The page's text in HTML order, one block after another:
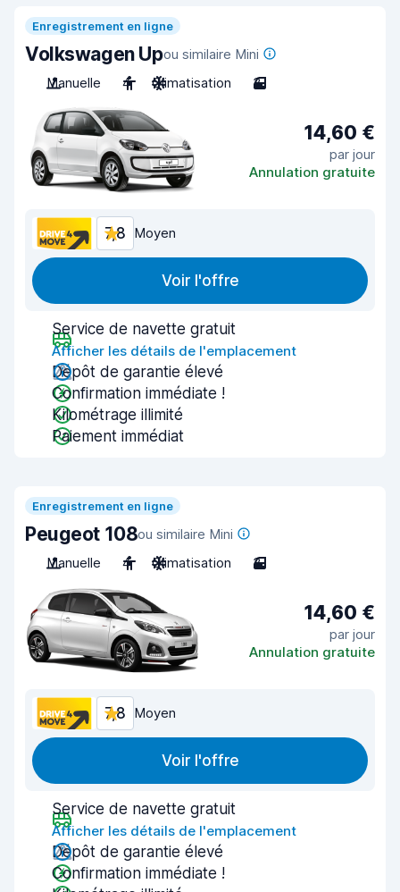
Enregistrement en ligne
Volkswagen Upou similaire Mini
Manuelle
4 Climatisation 3
14,60 €
par jour
Annulation gratuite
7,8 Moyen
Voir l'offre
Service de navette gratuit
Afficher les détails de l'emplacement
Dépôt de garantie élevé
Confirmation immédiate !
Kilométrage illimité
Paiement immédiat
Enregistrement en ligne
Peugeot 108ou similaire Mini
Manuelle
4 Climatisation 3
14,60 €
par jour
Annulation gratuite
7,8 Moyen
Voir l'offre
Service de navette gratuit
Afficher les détails de l'emplacement
Dépôt de garantie élevé
Confirmation immédiate !